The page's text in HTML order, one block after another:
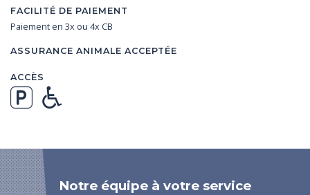
FACILITÉ DE PAIEMENT
Paiement en 3x ou 4x CB
ASSURANCE ANIMALE ACCEPTÉE
ACCÈS
Notre équipe à votre service